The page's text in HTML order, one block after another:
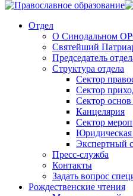
Отдел
О Синодальном
Святейший
Председатель
Структура отдела
Сектор
Сектор
Сектор
Канцелярия
Сектор
Юридическая
Экспертный
Пресс-служба
Контакты
Задать вопрос
Рождественские чтения